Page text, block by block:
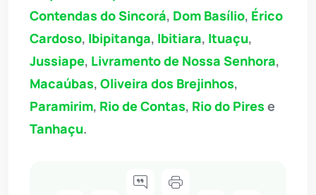
Contendas do Sincorá, Dom Basílio, Érico
Cardoso, Ibipitanga, Ibitiara, Ituaçu,
Jussiape, Livramento de Nossa Senhora,
Macaúbas, Oliveira dos Brejinhos,
Paramirim, Rio de Contas, Rio do Pires e
Tanhaçu.